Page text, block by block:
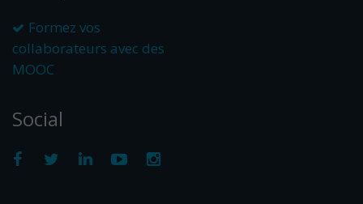
Formez vos
collaborateurs avec des
MOOC
Social